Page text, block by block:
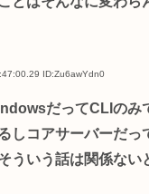
ID:Zu6awYdn0
だってCLIのみ
しコアサーバーだっ
ういう話は関係ない